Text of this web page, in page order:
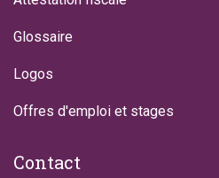
Glossaire
Logos
Offres d'emploi et stages
Contact